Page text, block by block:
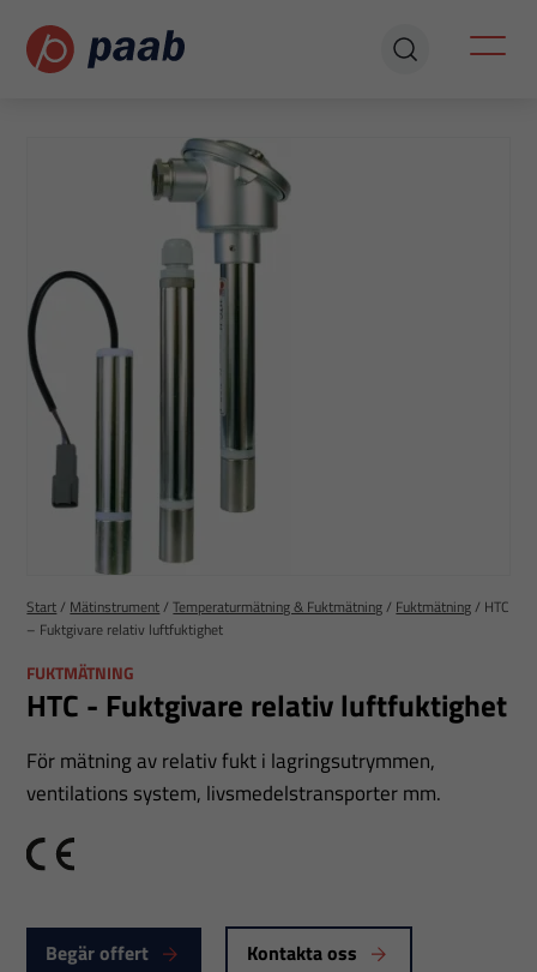
Start/ Mätinstrument/Temperaturmätning & Fuktmätning/ Fuktmätning/ HTC
– Fuktgivare relativ luftfuktighet
FUKTMÄTNING
HTC - Fuktgivare relativ luftfuktighet
För mätning av relativ fukt i lagringsutrymmen,
ventilations system, livsmedelstransporter mm.
CE
Begär offert Kontakta oss